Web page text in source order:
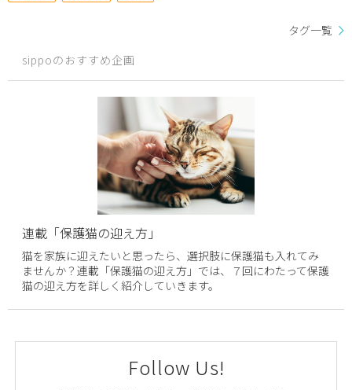
タグ一覧
sippoのおすすめ企画
連載「保護猫の迎え方」
猫を家族に迎えたいと思ったら、選択肢に保護猫も入れてみ
ませんか？連載「保護猫の迎え方」では、７回にわたって保護
猫の迎え方を詳しく紹介していきます。
Follow Us!